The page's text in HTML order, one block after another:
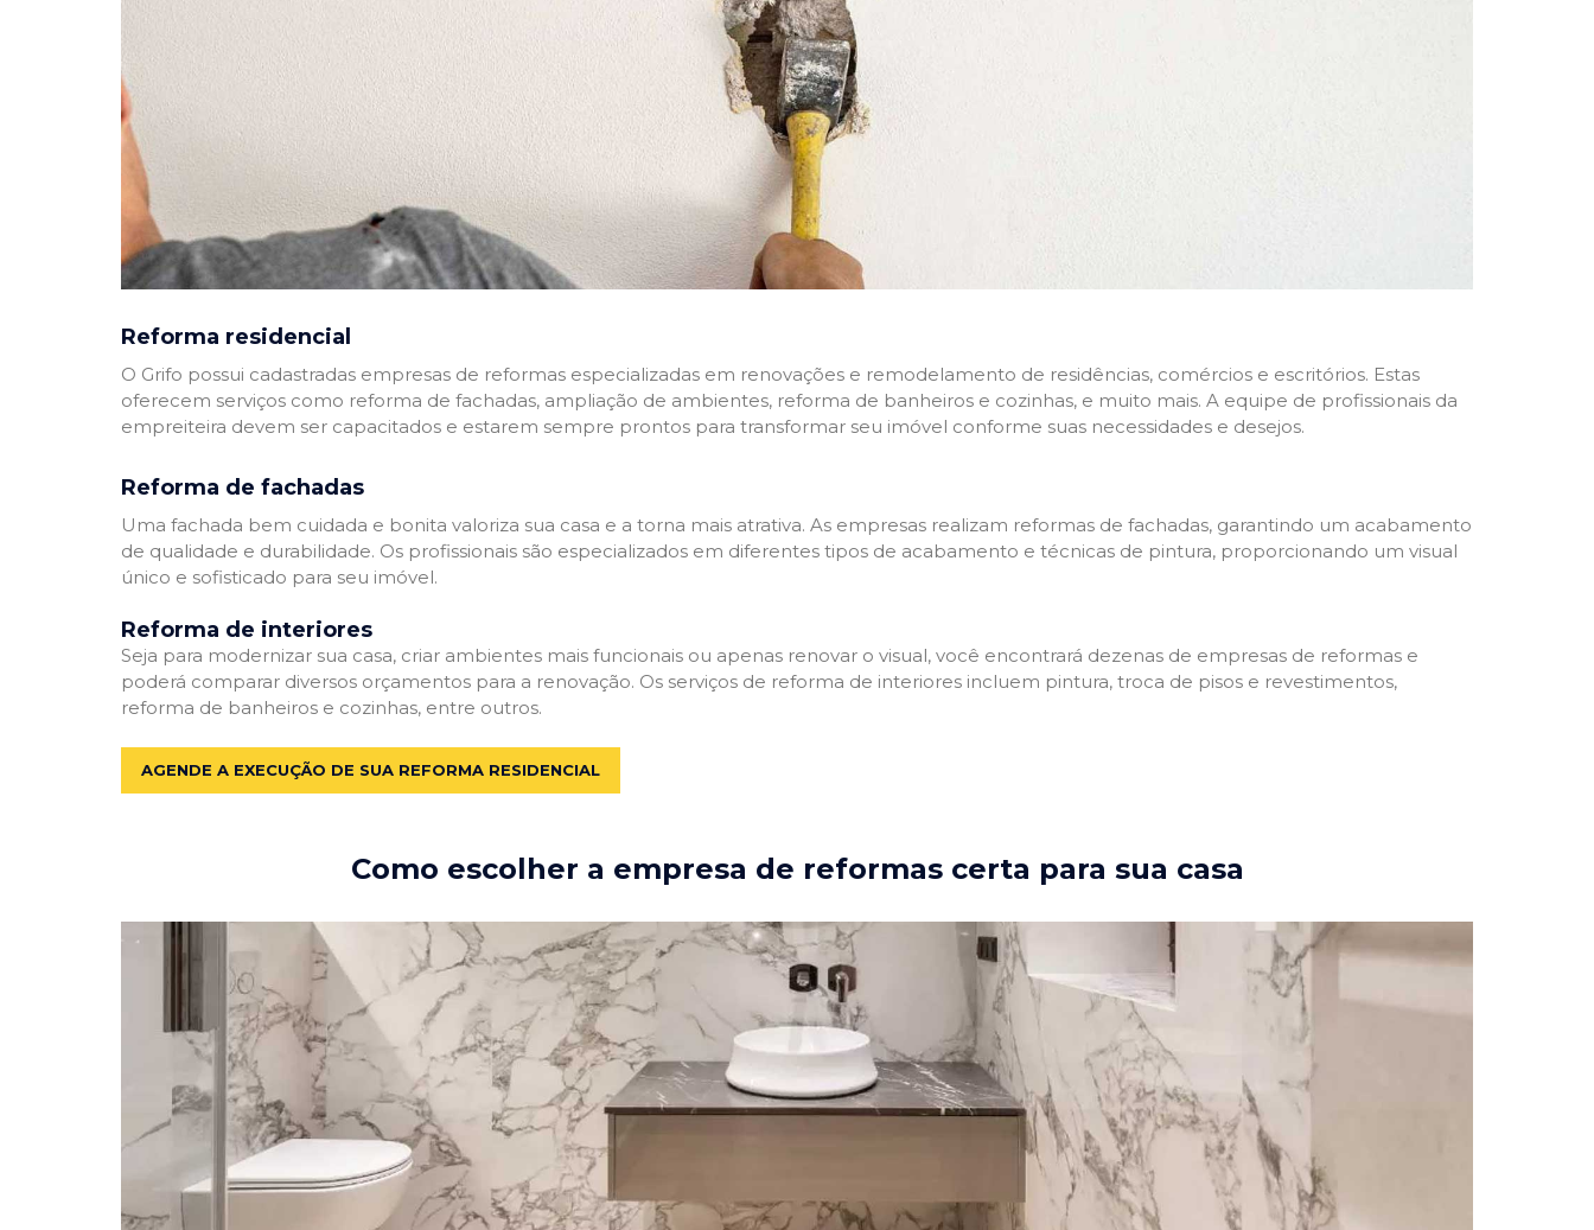
Reforma residencial
O Grifo possui cadastradas empresas de reformas especializadas em renovações e remodelamento de residências, comércios e escritórios. Estas
oferecem serviços como reforma de fachadas, ampliação de ambientes, reforma de banheiros e cozinhas, e muito mais. A equipe de profissionais da
empreiteira devem ser capacitados e estarem sempre prontos para transformar seu imóvel conforme suas necessidades e desejos.
Reforma de fachadas
Uma fachada bem cuidada e bonita valoriza sua casa e a torna mais atrativa. As empresas realizam reformas de fachadas, garantindo um acabamento
de qualidade e durabilidade. Os profissionais são especializados em diferentes tipos de acabamento e técnicas de pintura, proporcionando um visual
único e sofisticado para seu imóvel.
Reforma de interiores
Seja para modernizar sua casa, criar ambientes mais funcionais ou apenas renovar o visual, você encontrará dezenas de empresas de reformas e
poderá comparar diversos orçamentos para a renovação. Os serviços de reforma de interiores incluem pintura, troca de pisos e revestimentos,
reforma de banheiros e cozinhas, entre outros.
AGENDE A EXECUÇÃO DE SUA REFORMA RESIDENCIAL
Como escolher a empresa de reformas certa para sua casa